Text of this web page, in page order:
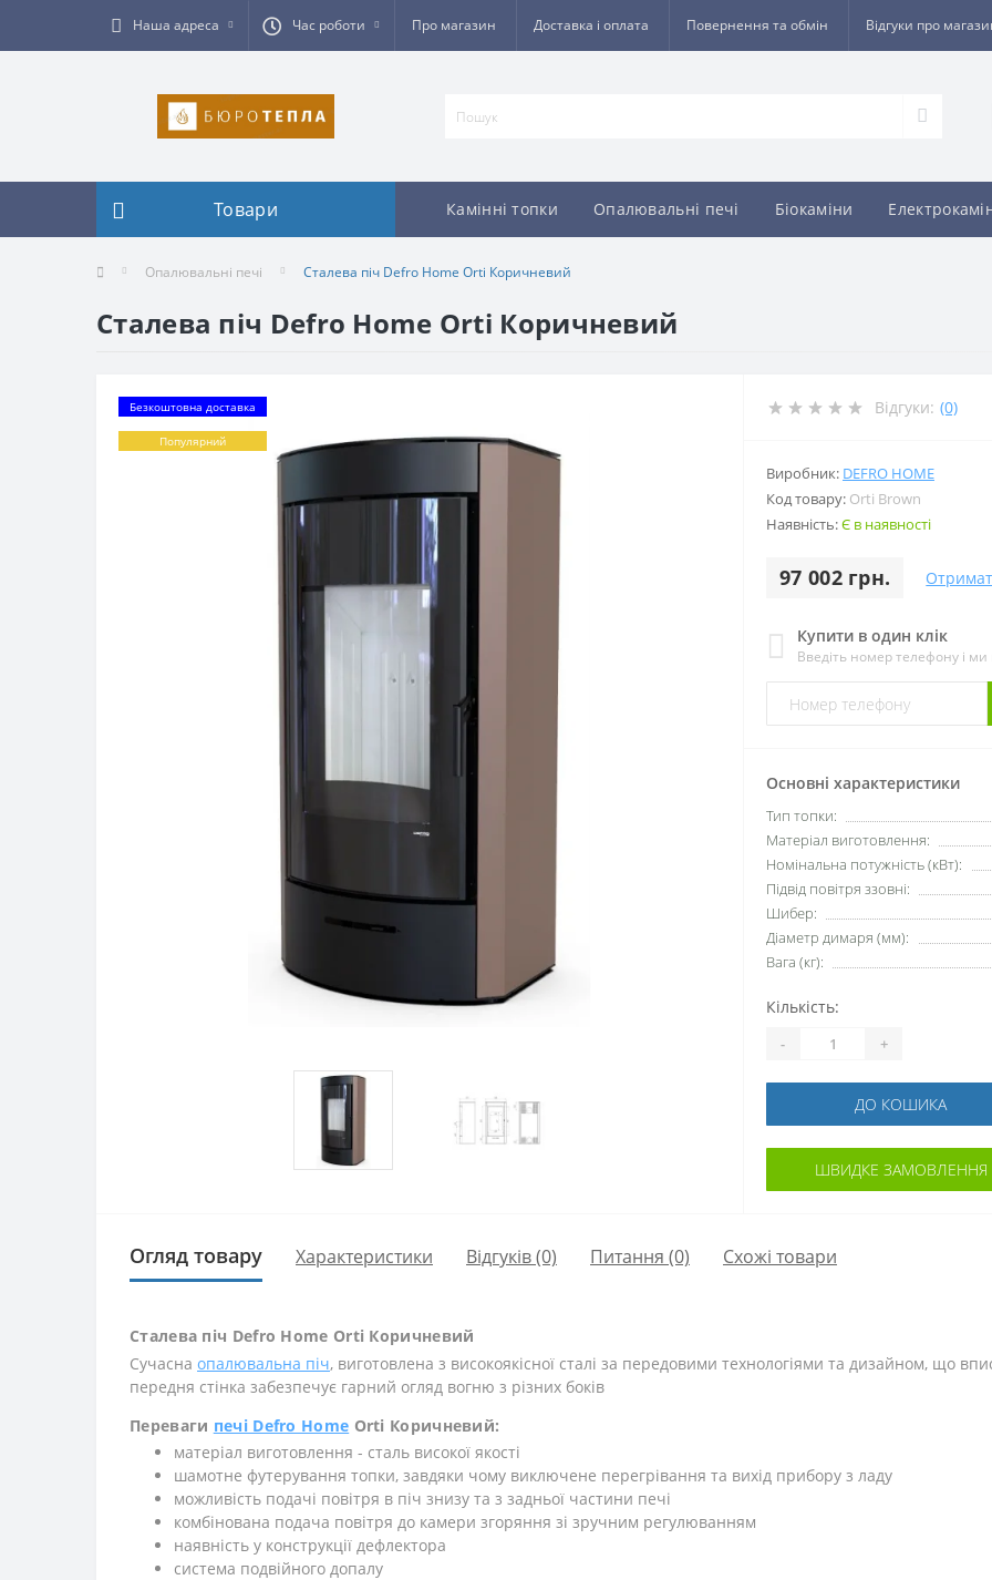
Наша адреса Час роботи Про магазин Доставка і оплата Повернення та обмін Відгуки про
Товари Камінні топки Опалювальні печі Біокаміни
Опалювальні печі Сталева піч Defro Home Orti Коричневий
Сталева піч Defro Home Orti Коричневий
Безкоштовна доставка
Популярний
Відгуки: (0)
Виробник: DEFRO HOME
Код товару: Orti Brown
Наявність:Є в наявності
97 002 грн.
Купити в один клік
Введіть номер телефону і
Основні характеристики
Тип топки:
Матеріал виготовлення:
Номінальна потужність (кВт):
Підвід повітря ззовні:
Шибер:
Діаметр димаря (мм):
Вага (кг):
Кількість:
- +
ДО КОШИКА
ШВИДКЕ ЗАМОВЛЕННЯ
Огляд товару Характеристики Відгуків (0) Питання (0) Схожі товари
Сталева піч Defro Home Orti Коричневий
Сучасна опалювальна піч, виготовлена з високоякісної сталі за передовими технологіями та дизайном, що
передня стінка забезпечує гарний огляд вогню з різних боків
Переваги печі Defro Home Orti Коричневий:
матеріал виготовлення - сталь високої якості
шамотне футерування топки, завдяки чому виключене перегрівання та вихід прибору з ладу
можливість подачі повітря в піч знизу та з задньої частини печі
комбінована подача повітря до камери згоряння зі зручним регулюванням
наявність у конструкції дефлектора
система подвійного допалу